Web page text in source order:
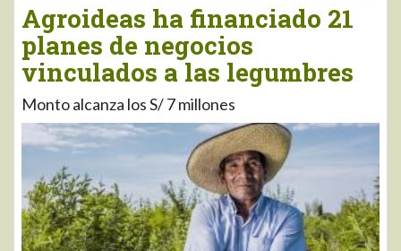
Agroideas ha financiado 21
planes de negocios
vinculados a las legumbres
Monto alcanza los S/ 7 millones